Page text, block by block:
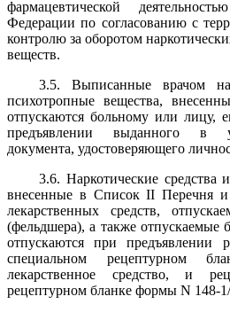
фармацевтической
Федерации по согласованию с
контролю за оборотом
веществ.
3.5. Выписанные врачом
психотропные вещества,
отпускаются больному или лицу,
предъявлении выданного в
документа, удостоверяющего
3.6. Наркотические средства
внесенные в Список II Перечня
лекарственных средств,
(фельдшера), а также отпускаемые
отпускаются при предъявлении
специальном рецептурном
лекарственное средство, и
рецептурном бланке формы N 148-